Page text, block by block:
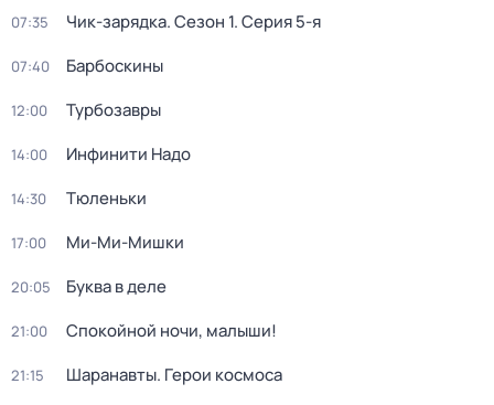
07:35 Чик-зарядка. Сезон 1. Серия 5-я
07:40 Барбоскины
12:00 Турбозавры
14:00 Инфинити Надо
14:30 Тюленьки
17:00 Ми-Ми-Мишки
20:05 Буква в деле
21:00 Спокойной ночи, малыши!
21:15 Шаранавты. Герои космоса